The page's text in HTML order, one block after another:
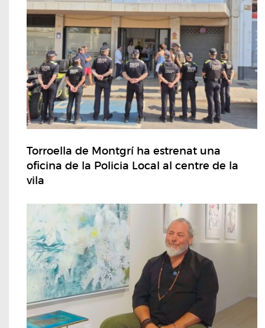
Torroella de Montgrí ha estrenat una
oficina de la Policia Local al centre de la
vila